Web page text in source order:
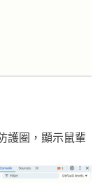
護圈，顯示鼠輩